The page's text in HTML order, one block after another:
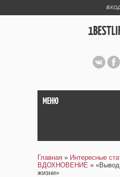
МЕНЮ
Главная » Интересные
ВДОХНОВЕНИЕ »
жизни»